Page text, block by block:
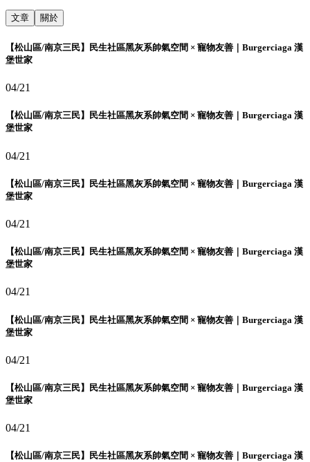
文章 關於
【松山區/南京三民】民生社區黑灰系帥氣空間 × 寵物友善｜Burgerciaga 漢
堡世家
04/21
【松山區/南京三民】民生社區黑灰系帥氣空間 × 寵物友善｜Burgerciaga 漢
堡世家
04/21
【松山區/南京三民】民生社區黑灰系帥氣空間 × 寵物友善｜Burgerciaga 漢
堡世家
04/21
【松山區/南京三民】民生社區黑灰系帥氣空間 × 寵物友善｜Burgerciaga 漢
堡世家
04/21
【松山區/南京三民】民生社區黑灰系帥氣空間 × 寵物友善｜Burgerciaga 漢
堡世家
04/21
【松山區/南京三民】民生社區黑灰系帥氣空間 × 寵物友善｜Burgerciaga 漢
堡世家
04/21
【松山區/南京三民】民生社區黑灰系帥氣空間 × 寵物友善｜Burgerciaga 漢